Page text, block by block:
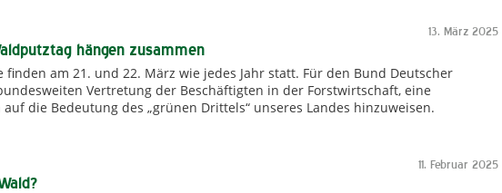
13. März 2025
hängen zusammen
finden am 21. und 22. März wie jedes Jahr statt. Für den Bund Deutscher
Vertretung der Beschäftigten in der Forstwirtschaft, eine
die Bedeutung des „grünen Drittels“ unseres Landes hinzuweisen.
11. Februar 2025